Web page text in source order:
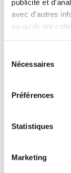
publicité et
avec d'autres
ou qu'ils ont
Nécessaires
Préférences
Statistiques
Marketing